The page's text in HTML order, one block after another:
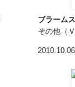
その他（Ｖ